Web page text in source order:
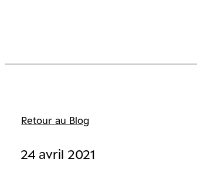
Retour au Blog
24 avril 2021